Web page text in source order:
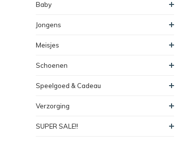
Baby
Jongens
Meisjes
Schoenen
Speelgoed & Cadeau
Verzorging
SUPER SALE!!